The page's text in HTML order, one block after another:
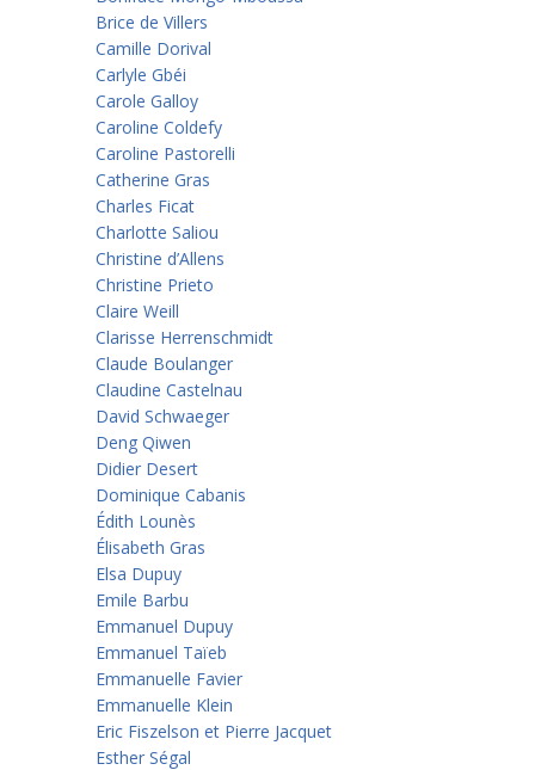
Brice de Villers
Camille Dorival
Carlyle Gbéi
Carole Galloy
Caroline Coldefy
Caroline Pastorelli
Catherine Gras
Charles Ficat
Charlotte Saliou
Christine d’Allens
Christine Prieto
Claire Weill
Clarisse Herrenschmidt
Claude Boulanger
Claudine Castelnau
David Schwaeger
Deng Qiwen
Didier Desert
Dominique Cabanis
Édith Lounès
Élisabeth Gras
Elsa Dupuy
Emile Barbu
Emmanuel Dupuy
Emmanuel Taïeb
Emmanuelle Favier
Emmanuelle Klein
Eric Fiszelson et Pierre Jacquet
Esther Ségal